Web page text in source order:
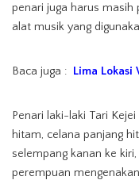
penari juga harus masih
alat musik yang
Baca juga : Lima Lokasi
Penari laki-laki Tari
hitam, celana panjang
selempang kanan ke
perempuan